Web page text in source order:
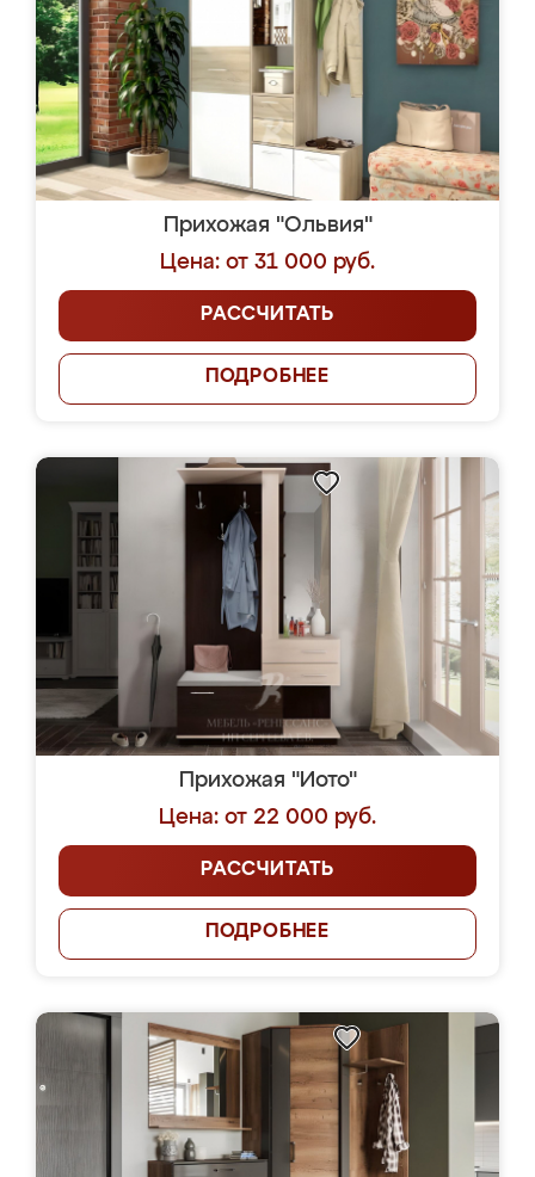
Прихожая "Ольвия"
Цена: от 31 000 руб.
РАССЧИТАТЬ
ПОДРОБНЕЕ
Прихожая "Иото"
Цена: от 22 000 руб.
РАССЧИТАТЬ
ПОДРОБНЕЕ